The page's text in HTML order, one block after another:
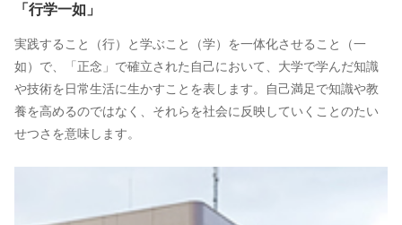
「行学一如」
実践すること（行）と学ぶこと（学）を一体化させること（一
如）で、「正念」で確立された自己において、大学で学んだ知識
や技術を日常生活に生かすことを表します。自己満足で知識や教
養を高めるのではなく、それらを社会に反映していくことのたい
せつさを意味します。